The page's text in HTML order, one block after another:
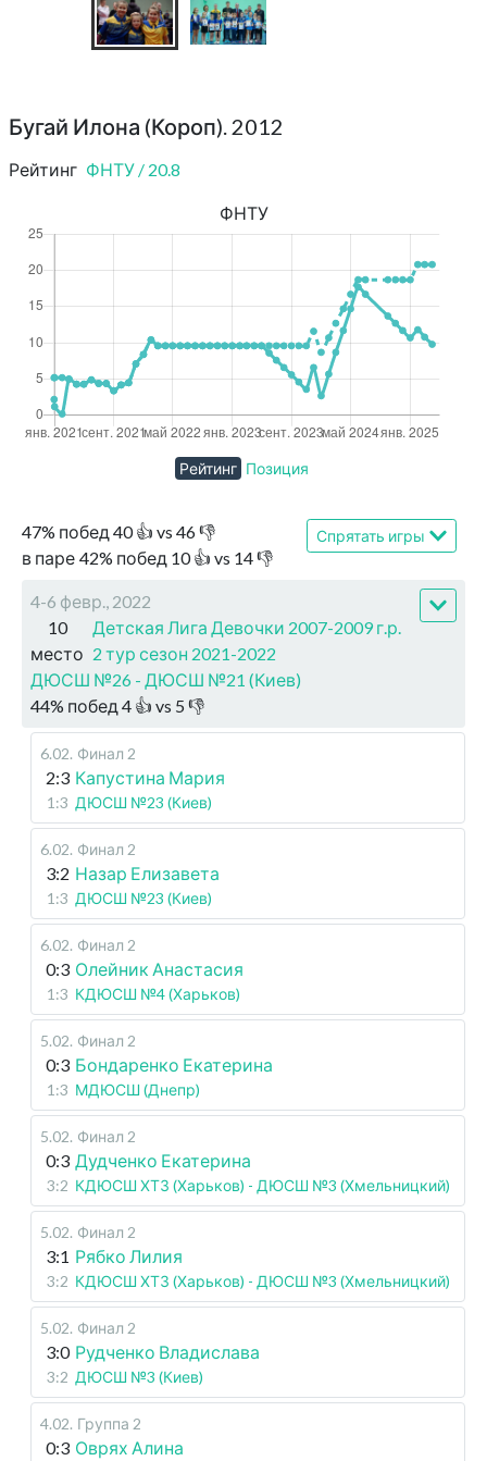
Бугай Илона (Короп). 2012
Рейтинг ФНТУ / 20.8
47% побед 40👍 vs 46👎
в паре 42% побед 10👍 vs 14👎
Спрятать игры
4-6 февр., 2022
10
место
Детская Лига Девочки 2007-2009 г.р.
2 тур сезон 2021-2022
ДЮСШ №26 - ДЮСШ №21 (Киев)
44% побед 4 👍 vs 5 👎
6.02. Финал 2
2:3 Капустина Мария
1:3 ДЮСШ №23 (Киев)
6.02. Финал 2
3:2 Назар Елизавета
1:3 ДЮСШ №23 (Киев)
6.02. Финал 2
0:3 Олейник Анастасия
1:3 КДЮСШ №4 (Харьков)
5.02. Финал 2
0:3 Бондаренко Екатерина
1:3 МДЮСШ (Днепр)
5.02. Финал 2
0:3 Дудченко Екатерина
3:2 КДЮСШ ХТЗ (Харьков) - ДЮСШ №3 (Хмельницкий)
5.02. Финал 2
3:1 Рябко Лилия
3:2 КДЮСШ ХТЗ (Харьков) - ДЮСШ №3 (Хмельницкий)
5.02. Финал 2
3:0 Рудченко Владислава
3:2 ДЮСШ №3 (Киев)
4.02. Группа 2
0:3 Оврях Алина
ФНТУ
Рейтинг Позиция